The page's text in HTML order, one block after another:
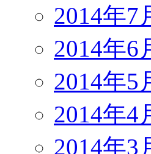
2014年7
2014年6
2014年5
2014年4
2014年3